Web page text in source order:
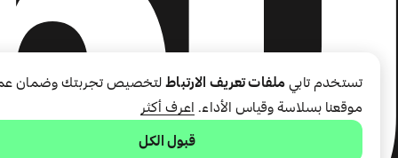
تستخدم تابي ملفات تعريف الارتباطلتخصيص تجربتك وضمان
موقعنا بسلاسة وقياس الأداء. اعرف أكثر
قبول الكل